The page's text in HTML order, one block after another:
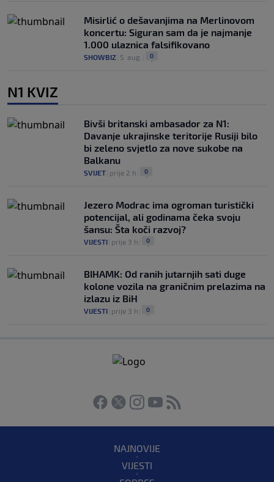
Misirlić o dešavanjima na Merlinovom
koncertu: Siguran sam da je najmanje
1.000 ulaznica falsifikovano
SHOWBIZ 5. aug. 0
N1 KVIZ
Bivši britanski ambasador za N1:
Davanje ukrajinske teritorije Rusiji bilo
bi zeleno svjetlo za nove sukobe na
Balkanu
SVIJET prije 2 h 0
Jezero Modrac ima ogroman turistički
potencijal, ali godinama čeka svoju
šansu: Šta koči razvoj?
VIJESTI prije 3 h 0
BIHAMK: Od ranih jutarnjih sati duge
kolone vozila na graničnim prelazima na
izlazu iz BiH
VIJESTI prije 3 h 0
NAJNOVIJE
VIJESTI